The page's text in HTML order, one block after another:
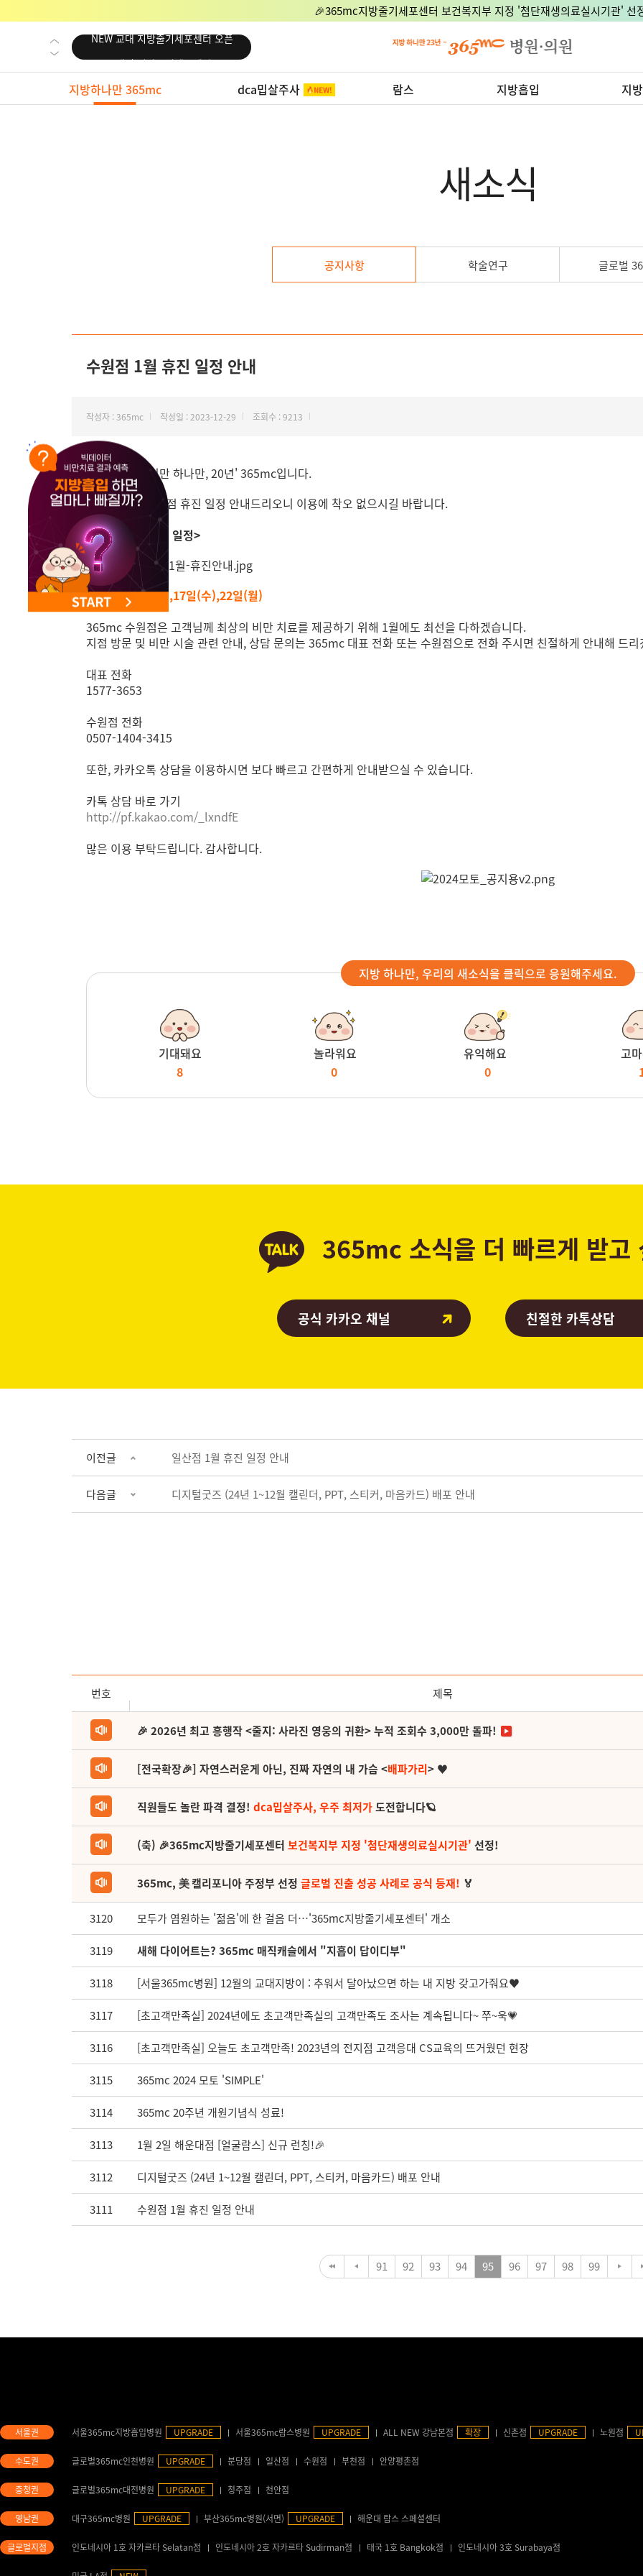
🎉365mc지방줄기세포센터 보건복지부 지정 '첨단재생의료실시기관' 선
NEW 교대 지방줄기세포센터 오픈
NEW 대전 지방줄기세포센터 오픈
NEW 노원 지방줄기세포센터 오픈
NEW 미국 LA점 오픈
지방하나만 365mc dca밉살주사 람스 지방흡입 지
새소식
공지사항 학술연구 글로벌
수원점 1월 휴진 일정 안내
작성자 : 365mc 작성일 : 2023-12-29 조회수 : 9213
안녕하세요. '비만 하나만, 20년' 365mc입니다.
1월 365mc 수원점 휴진 일정 안내드리오니 이용에 착오 없으시길 바랍니다.
<수원점 1월 휴진 일정>
1일(월),10일(수),17일(수),22일(월)
365mc 수원점은 고객님께 최상의 비만 치료를 제공하기 위해 1월에도 최선을 다하겠습니다.
지점 방문 및 비만 시술 관련 안내, 상담 문의는 365mc 대표 전화 또는 수원점으로 전화 주시면 친절하게 안내해 드
대표 전화
1577-3653
수원점 전화
0507-1404-3415
또한, 카카오톡 상담을 이용하시면 보다 빠르고 간편하게 안내받으실 수 있습니다.
카톡 상담 바로 가기
http://pf.kakao.com/_lxndfE
많은 이용 부탁드립니다. 감사합니다.
지방 하나만, 우리의 새소식을 클릭으로 응원해주세요.
기대돼요
8
놀라워요
0
유익해요
0
고
365mc 소식을 더 빠르게 받고
공식 카카오 채널 친절한 카톡상담
이전글 일산점 1월 휴진 일정 안내
다음글 디지털굿즈 (24년 1~12월 캘린더, PPT, 스티커, 마음카드) 배포 안내
번호 제목
🎉 2026년 최고 흥행작 <줄지: 사라진 영웅의 귀환> 누적 조회수 3,000만 돌파!
[전국확장🎉] 자연스러운게 아닌, 진짜 자연의 내 가슴 <배파가리> ♥
직원들도 놀란 파격 결정! dca밉살주사, 우주 최저가도전합니다🪐
(축) 🎉365mc지방줄기세포센터 보건복지부 지정 '첨단재생의료실시기관' 선정!
365mc, 美 캘리포니아 주정부 선정 글로벌 진출 성공 사례로 공식 등재! 🏅
3120 모두가 염원하는 '젊음'에 한 걸음 더…'365mc지방줄기세포센터' 개소
3119 새해 다이어트는? 365mc 매직캐슬에서 "지흡이 답이디부"
3118 [서울365mc병원] 12월의 교대지방이 : 추워서 달아났으면 하는 내 지방 갖고가줘요♥
3117 [초고객만족실] 2024년에도 초고객만족실의 고객만족도 조사는 계속됩니다~ 쭈~욱💗
3116 [초고객만족실] 오늘도 초고객만족! 2023년의 전지점 고객응대 CS교육의 뜨거웠던 현장
3115 365mc 2024 모토 'SIMPLE'
3114 365mc 20주년 개원기념식 성료!
3113 1월 2일 해운대점 [얼굴람스] 신규 런칭!🎉
3112 디지털굿즈 (24년 1~12월 캘린더, PPT, 스티커, 마음카드) 배포 안내
3111 수원점 1월 휴진 일정 안내
91 92 93 94 95 96 97 98 99
서울365mc지방흡입병원 UPGRADE 서울365mc람스병원 UPGRADE ALL NEW 강남본점 확장 신촌점 UPGRADE 노원점
글로벌365mc인천병원 UPGRADE 분당점 일산점 수원점 부천점 안양평촌점
글로벌365mc대전병원 UPGRADE 청주점 천안점
대구365mc병원 UPGRADE 부산365mc병원(서면) UPGRADE 해운대 람스 스페셜센터
인도네시아 1호 자카르타 Selatan점 인도네시아 2호 자카르타 Sudirman점 태국 1호 Bangkok점 인도네시아 3호 Surabaya점